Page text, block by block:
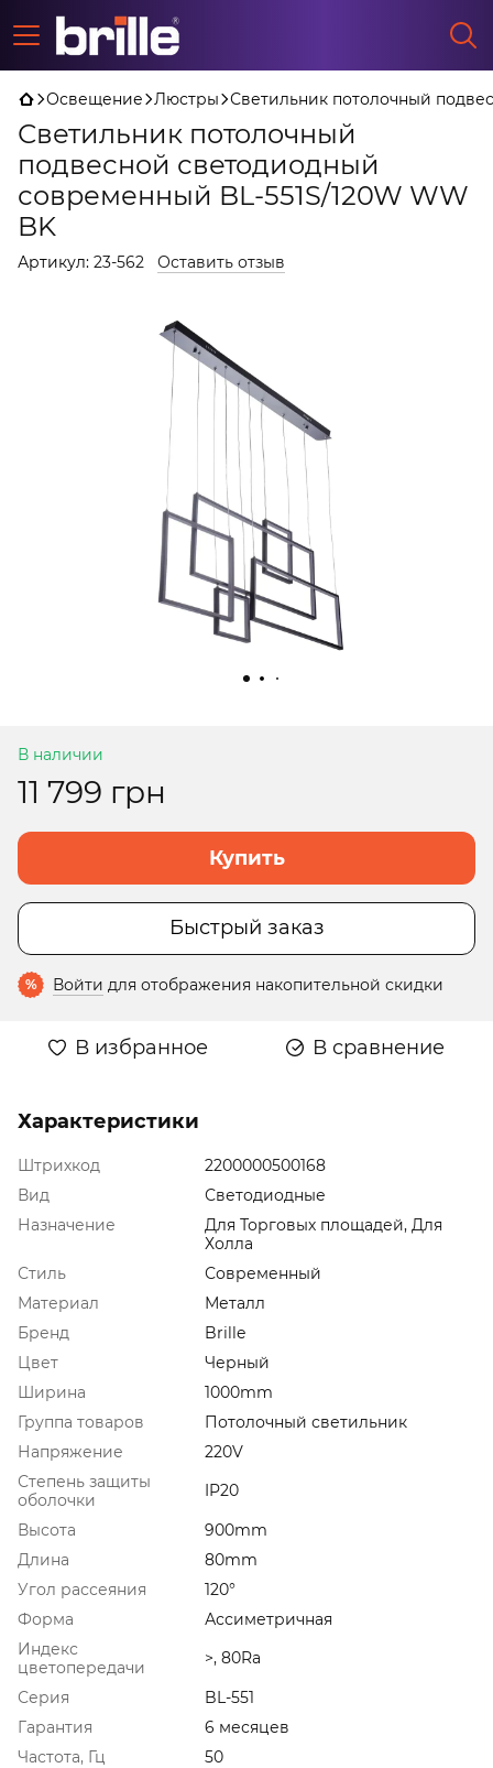
Освещение Люстры Светильник потолочный
Светильник потолочный
подвесной светодиодный
современный BL-551S/120W WW
BK
Артикул: 23-562 Оставить отзыв
В наличии
11 799 грн
Купить
Быстрый заказ
% Войти для отображения накопительной скидки
В избранное В сравнение
Характеристики
Штрихкод
2200000500168
Вид
Светодиодные
Назначение
Для Торговых площадей, Для
Холла
Стиль
Современный
Материал
Металл
Бренд
Brille
Цвет
Черный
Ширина
1000mm
Группа товаров
Потолочный светильник
Напряжение
220V
Степень защиты
оболочки
IP20
Высота
900mm
Длина
80mm
Угол рассеяния
120°
Форма
Ассиметричная
Индекс
цветопередачи
>, 80Ra
Серия
BL-551
Гарантия
6 месяцев
Частота, Гц
50